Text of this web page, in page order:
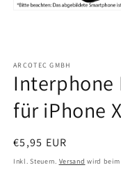
ARCOTEC GMBH
Interphone
für iPhone
Normaler
Preis
€5,95 EUR
Inkl. Steuern. Versand wird beim